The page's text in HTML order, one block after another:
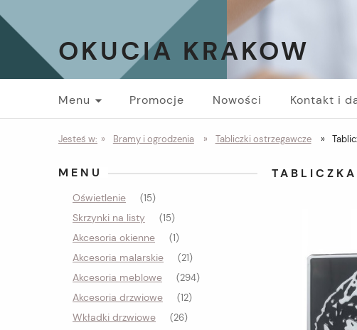
OKUCIA KRAKOW
Menu Promocje Nowości Kontakt i
Jesteś w: » Bramy i ogrodzenia » Tabliczki ostrzegawcze »
MENU
Oświetlenie (15)
Skrzynki na listy (15)
Akcesoria okienne (1)
Akcesoria malarskie (21)
Akcesoria meblowe (294)
Akcesoria drzwiowe (12)
Wkładki drzwiowe (26)